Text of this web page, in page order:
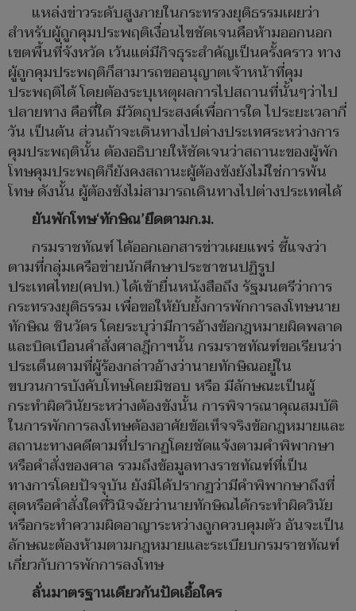
แหล่งข่าวระดับสูงภายในกระทรวงยุติธรรมเผยว่า
สำหรับผู้ถูกคุมประพฤติเงื่อนไขชัดเจนคือห้ามออกนอก
เขตพื้นที่จังหวัด เว้นแต่มีกิจธุระสำคัญเป็นครั้งคราว ทาง
ผู้ถูกคุมประพฤติก็สามารถขออนุญาตเจ้าหน้าที่คุม
ประพฤติได้ โดยต้องระบุเหตุผลการไปสถานที่นั้นๆว่าไป
ปลายทาง คือที่ใด มีวัตถุประสงค์เพื่อการใด ไประยะเวลากี่
วัน เป็นต้น ส่วนถ้าจะเดินทางไปต่างประเทศระหว่างการ
คุมประพฤตินั้น ต้องอธิบายให้ชัดเจนว่าสถานะของผู้พัก
โทษคุมประพฤติก็ยังคงสถานะผู้ต้องขังยังไม่ใช่การพ้น
โทษ ดังนั้น ผู้ต้องขังไม่สามารถเดินทางไปต่างประเทศได้
ยันพักโทษ‘ทักษิณ’ยึดตามก.ม.
กรมราชทัณฑ์ ได้ออกเอกสารข่าวเผยแพร่ ชี้แจงว่า
ตามที่กลุ่มเครือข่ายนักศึกษาประชาชนปฏิรูป
ประเทศไทย(คปท.) ได้เข้ายื่นหนังสือถึง รัฐมนตรีว่าการ
กระทรวงยุติธรรม เพื่อขอให้ยับยั้งการพักการลงโทษนาย
ทักษิณ ชินวัตร โดยระบุว่ามีการอ้างข้อกฎหมายผิดพลาด
และบิดเบือนคำสั่งศาลฎีกาฯนั้น กรมราชทัณฑ์ขอเรียนว่า
ประเด็นตามที่ผู้ร้องกล่าวอ้างว่านายทักษิณอยู่ใน
ขบวนการบังคับโทษโดยมิชอบ หรือ มีลักษณะเป็นผู้
กระทำผิดวินัยระหว่างต้องขังนั้น การพิจารณาคุณสมบัติ
ในการพักการลงโทษต้องอาศัยข้อเท็จจริงข้อกฎหมายและ
สถานะทางคดีตามที่ปรากฏโดยชัดแจ้งตามคำพิพากษา
หรือคำสั่งของศาล รวมถึงข้อมูลทางราชทัณฑ์ที่เป็น
ทางการโดยปัจจุบัน ยังมิได้ปรากฏว่ามีคำพิพากษาถึงที่
สุดหรือคำสั่งใดที่วินิจฉัยว่านายทักษิณได้กระทำผิดวินัย
หรือกระทำความผิดอาญาระหว่างถูกควบคุมตัว อันจะเป็น
ลักษณะต้องห้ามตามกฎหมายและระเบียบกรมราชทัณฑ์
เกี่ยวกับการพักการลงโทษ
ลั่นมาตรฐานเดียวกันปัดเอื้อใคร